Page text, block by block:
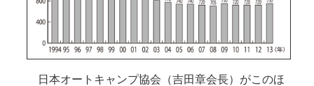
日本オートキャンプ協会（吉田章会長）がこのほ